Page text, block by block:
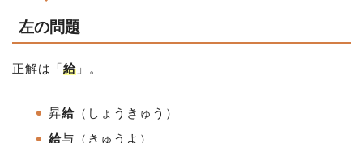
左の問題
正解は「給」。
昇給 （しょうきゅう）
給与（きゅうよ）